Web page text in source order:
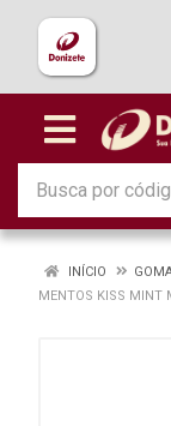
INÍCIO
MENTOS KISS MINT